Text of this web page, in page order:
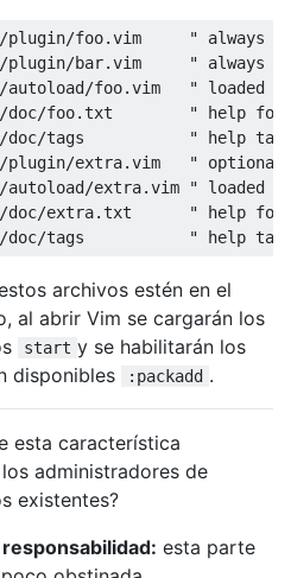
foo.vim     " always
bar.vim     " always
foo.vim   " loaded
doc/foo.txt        " help for
doc/tags           " help
plugin/extra.vim   " optional
extra.vim " loaded
doc/extra.txt      " help for
archivos estén en el
al abrir Vim se cargarán los
start y se habilitarán los
disponibles :packadd .
esta característica
administradores de
existentes?
esta parte